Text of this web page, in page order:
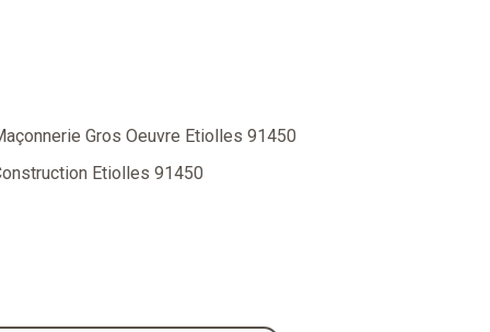
Gros Oeuvre Etiolles 91450
Etiolles 91450